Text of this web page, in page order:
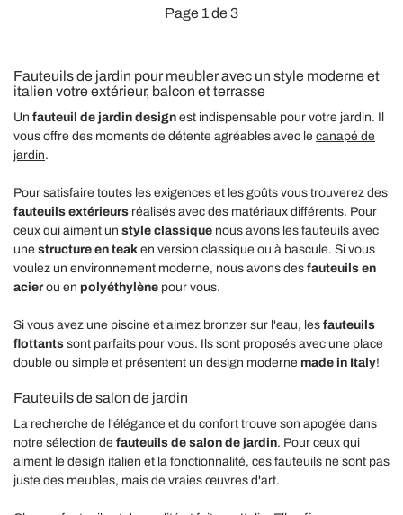
Page 1 de 3
Fauteuils de jardin pour meubler avec un style moderne et
italien votre extérieur, balcon et terrasse
Un fauteuil de jardin design est indispensable pour votre jardin. Il
vous offre des moments de détente agréables avec le canapé de
jardin.
Pour satisfaire toutes les exigences et les goûts vous trouverez des
fauteuils extérieurs réalisés avec des matériaux différents. Pour
ceux qui aiment un style classique nous avons les fauteuils avec
une structure en teak en version classique ou à bascule. Si vous
voulez un environnement moderne, nous avons des fauteuils en
acierou en polyéthylène pour vous.
Si vous avez une piscine et aimez bronzer sur l'eau, les fauteuils
flottants sont parfaits pour vous. Ils sont proposés avec une place
double ou simple et présentent un design moderne made in Italy!
Fauteuils de salon de jardin
La recherche de l'élégance et du confort trouve son apogée dans
notre sélection de fauteuils de salon de jardin. Pour ceux qui
aiment le design italien et la fonctionnalité, ces fauteuils ne sont pas
juste des meubles, mais de vraies œuvres d'art.